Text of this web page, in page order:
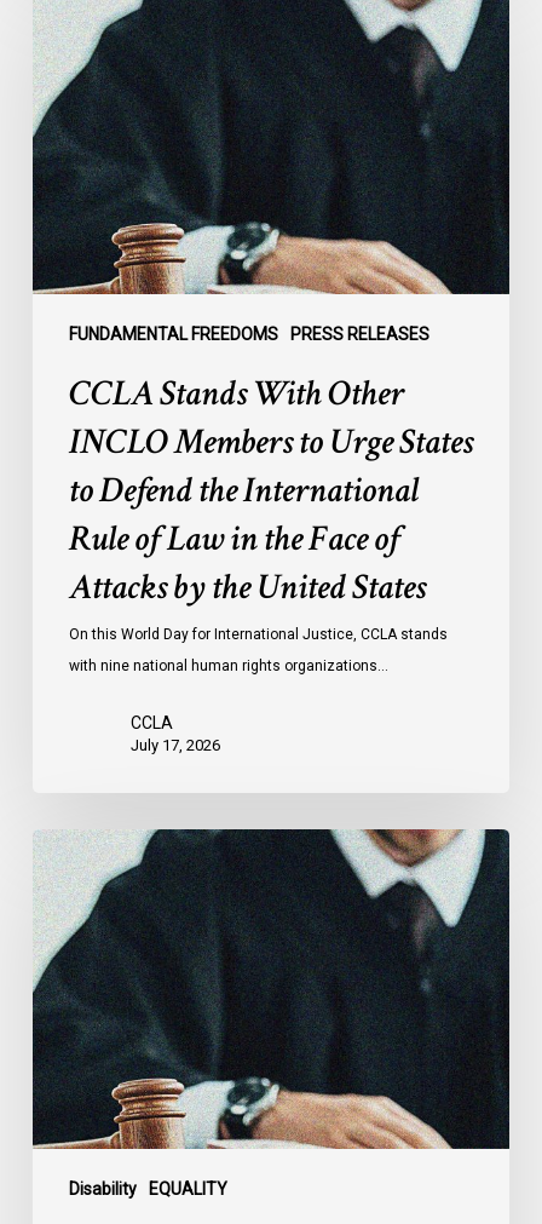
FUNDAMENTAL FREEDOMS PRESS RELEASES
Stands
With
Other
INCLO
Members
to
Urge
States
to
Defend
Face
CCLA Stands With Other
INCLO Members to Urge States
to Defend the International
Rule of Law in the Face of
Attacks by the United States
On this World Day for International Justice, CCLA stands
with nine national human rights organizations…
CCLA
July 17, 2026
Disability EQUALITY
Canadian
Civil
Liberties
Association
Urges
Federal
Government
to
Reject
Indefinite